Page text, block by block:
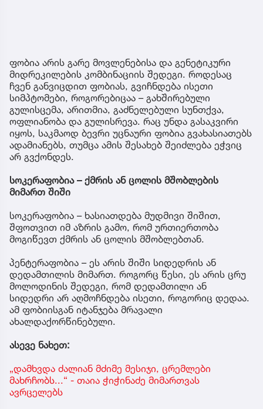
ფობია არის გარე მოვლენებისა და გენეტიკური
მიდრეკილების კომბინაციის შედეგი. როდესაც
ჩვენ განვიცდით ფობიას, გვიჩნდება ისეთი
სიმპტომები, როგორებიცაა – გახშირებული
გულისცემა, არითმია, გაძნელებული სუნთქვა,
ოფლიანობა და გულისრევა. რაც უნდა გასაკვირი
იყოს, საკმაოდ ბევრი უცნაური ფობია გვახასიათებს
ადამიანებს, თუმცა ამის შესახებ შეიძლება ეჭვიც
არ გვქონდეს.
სოკერაფობია – ქმრის ან ცოლის მშობლების
მიმართ შიში
სოკერაფობია – ხასიათდება მუდმივი შიშით,
შფოთვით იმ აზრის გამო, რომ ურთიერთობა
მოგიწევთ ქმრის ან ცოლის მშობლებთან.
პენტერაფობია – ეს არის შიში სიდედრის ან
დედამთილის მიმართ. როგორც წესი, ეს არის ცრუ
მოლოდინის შედეგი, რომ დედამთილი ან
სიდედრი არ აღმოჩნდება ისეთი, როგორიც დედაა.
ამ ფობიისგან იტანჯება მრავალი
ახალდაქორწინებული.
ასევე ნახეთ:
„დამხვდა ძალიან მძიმე მესიჯი, ცრემლები
მახრჩობს...“ - თაია ჭიჭინაძე მიმართვას
ავრცელებს